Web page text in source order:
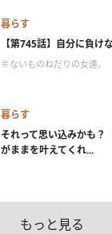
暮らす
【第745話】自分に負け
＃ないものねだりの女達。
暮らす
それって思い込みかも
がままを叶えてくれ...
もっと見る